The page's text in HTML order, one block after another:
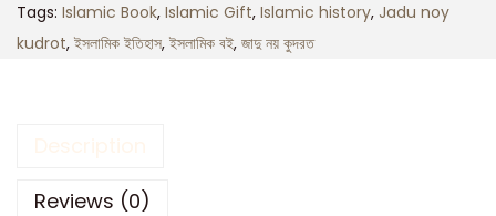
Tags: Islamic Book, Islamic Gift, Islamic history, Jadu noy
kudrot, ইসলামিক ইতিহাস, ইসলামিক বই, জাদু নয় কুদরত
Reviews (0)